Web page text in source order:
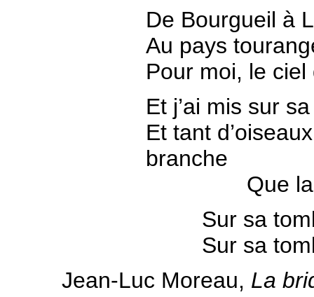
De Bourgueil à
Au pays
Pour moi, le
Et j’ai mis sur
Et tant
branche
Que la
Sur sa
Sur sa
Jean-Luc Moreau, La